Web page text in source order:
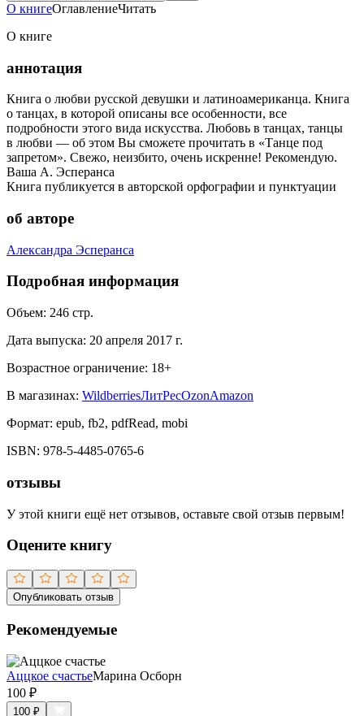
О книгеОглавлениеЧитать
О книге
аннотация
Книга о любви русской девушки и латиноамериканца. Книга
о танцах, в которой описаны все особенности, все
подробности этого вида искусства. Любовь в танцах, танцы
в любви — об этом Вы сможете прочитать в «Танце под
запретом». Свежо, неизбито, очень искренне! Рекомендую.
Ваша А. Эсперанса
Книга публикуется в авторской орфографии и пунктуации
об авторе
Александра Эсперанса
Подробная информация
Объем: 246 стр.
Дата выпуска: 20 апреля 2017 г.
Возрастное ограничение: 18+
В магазинах: WildberriesЛитРесOzonAmazon
Формат: epub, fb2, pdfRead, mobi
ISBN: 978-5-4485-0765-6
отзывы
У этой книги ещё нет отзывов, оставьте свой отзыв первым!
Оцените книгу
Опубликовать отзыв
Рекомендуемые
Аццкое счастьеМарина Осборн
100 ₽
100 ₽